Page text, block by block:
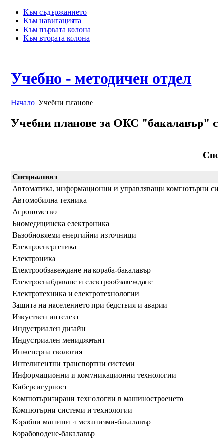
Към съдържанието
Към навигацията
Към първата колона
Към втората колона
Учебно - методичен отдел
Начало Учебни планове
Учебни планове за ОКС "бакалавър"
Специалност
Автоматика, информационни и управляващи компютърни
Автомобилна техника
Агрономство
Биомедицинска електроника
Възобновяеми енергийни източници
Електроенергетика
Електроника
Електрообзавеждане на кораба-бакалавър
Електроснабдяване и електрообзавеждане
Електротехника и електротехнологии
Защита на населението при бедствия и аварии
Изкуствен интелект
Индустриален дизайн
Индустриален мениджмънт
Инженерна екология
Интелигентни транспортни системи
Информационни и комуникационни технологии
Киберсигурност
Компютъризирани технологии в машиностроенето
Компютърни системи и технологии
Корабни машини и механизми-бакалавър
Корабоводене-бакалавър